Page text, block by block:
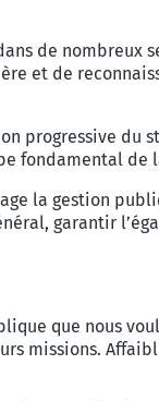
de nombreux
et de
progressive du
fondamental de
la gestion
garantir
que nous
missions.